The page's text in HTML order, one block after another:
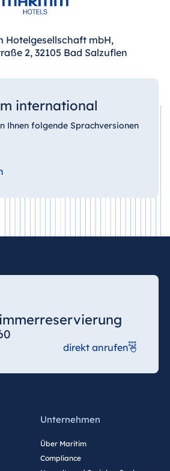
Hotelgesellschaft mbH,
2, 32105 Bad Salzuflen
international
Ihnen folgende Sprachversionen
direkt anrufen
Unternehmen
Über Maritim
Compliance